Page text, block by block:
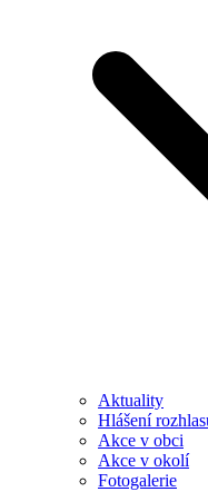
Aktuality
Hlášení
Akce v obci
Akce v okolí
Fotogalerie